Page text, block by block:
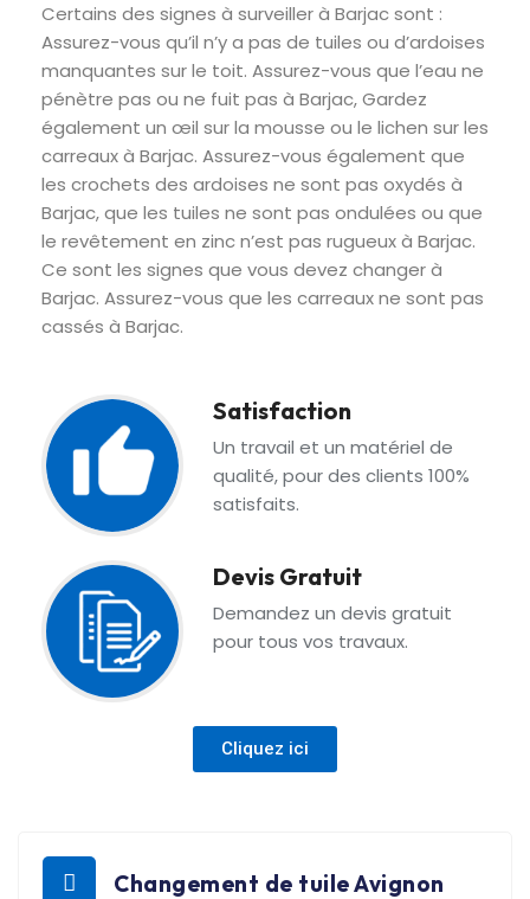
Certains des signes à surveiller à Barjac sont :
Assurez-vous qu’il n’y a pas de tuiles ou d’ardoises
manquantes sur le toit. Assurez-vous que l’eau ne
pénètre pas ou ne fuit pas à Barjac, Gardez
également un œil sur la mousse ou le lichen sur les
carreaux à Barjac. Assurez-vous également que
les crochets des ardoises ne sont pas oxydés à
Barjac, que les tuiles ne sont pas ondulées ou que
le revêtement en zinc n’est pas rugueux à Barjac.
Ce sont les signes que vous devez changer à
Barjac. Assurez-vous que les carreaux ne sont pas
cassés à Barjac.
Satisfaction
Un travail et un matériel de
qualité, pour des clients 100%
satisfaits.
Devis Gratuit
Demandez un devis gratuit
pour tous vos travaux.
Cliquez ici
Changement de tuile Avignon